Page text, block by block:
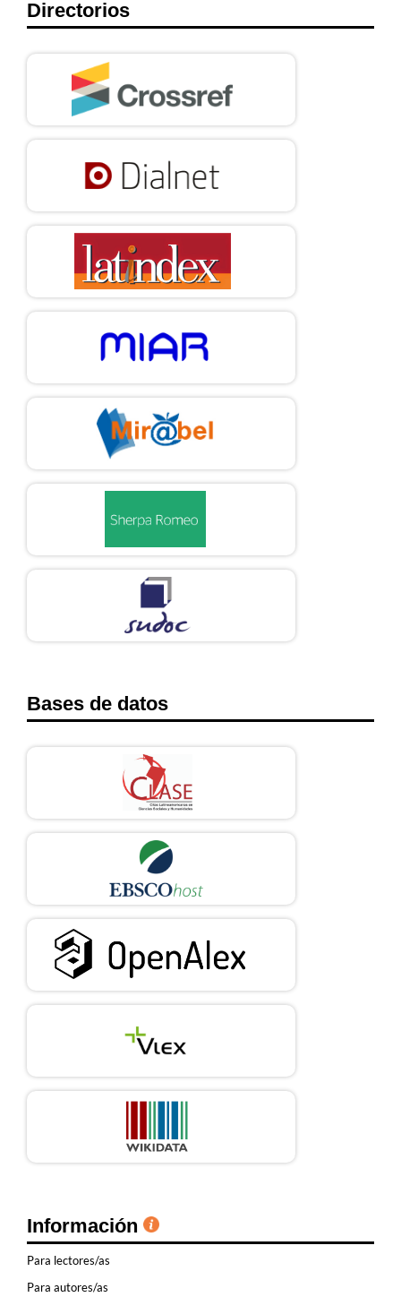
Directorios
Bases de datos
Información
Para lectores/as
Para autores/as